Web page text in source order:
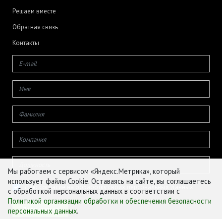
Решаем вместе
Обратная связь
Контакты
Даю согласие на обработку своих персональных данных
Мы работаем с сервисом «Яндекс.Метрика», который
использует файлы Cookie. Оставаясь на сайте, вы соглашаетесь
с обработкой персональных данных в соответствии с
Политикой организации обработки и обеспечения безопасности
персональных данных.